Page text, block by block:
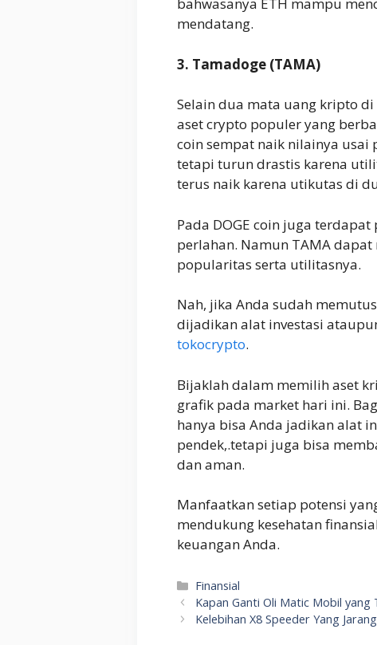
mendatang.
3. Tamadoge (TAMA)
Selain dua mata uang kripto
aset crypto populer yang
coin sempat naik nilainya usai
tetapi turun drastis karena
terus naik karena utikutas di
Pada DOGE coin juga
perlahan. Namun TAMA
popularitas serta utilitasnya.
Nah, jika Anda sudah
dijadikan alat investasi
tokocrypto.
Bijaklah dalam memilih aset
grafik pada market hari ini.
hanya bisa Anda jadikan alat
pendek,.tetapi juga bisa
dan aman.
Manfaatkan setiap potensi
mendukung kesehatan
keuangan Anda.
Kategori
Finansial
Kapan Ganti Oli Matic Mobil yang
Kelebihan X8 Speeder Yang